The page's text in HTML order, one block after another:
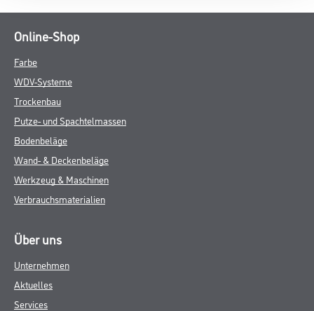
Online-Shop
Farbe
WDV-Systeme
Trockenbau
Putze- und Spachtelmassen
Bodenbeläge
Wand- & Deckenbeläge
Werkzeug & Maschinen
Verbrauchsmaterialien
Über uns
Unternehmen
Aktuelles
Services